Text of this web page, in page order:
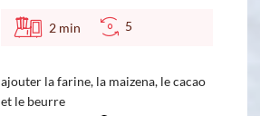
2 min 5
ajouter la farine, la maizena, le cacao
et le beurre